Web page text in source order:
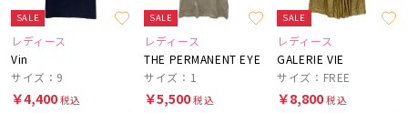
SALE
レディース
Vin
サイズ：9
￥4,400税込
SALE
レディース
THE PERMANENT EYE
サイズ：1
￥5,500税込
SALE
レディース
GALERIE VIE
サイズ：FREE
￥8,800税込